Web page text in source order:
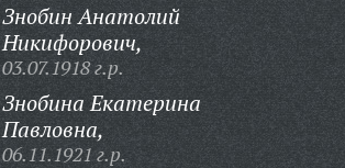
Знобин Анатолий
Никифорович,
03.07.1918 г.р.
Знобина Екатерина
Павловна,
06.11.1921 г.р.